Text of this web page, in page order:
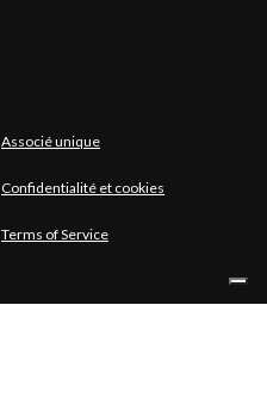
Associé unique
Confidentialité et cookies
Terms of Service